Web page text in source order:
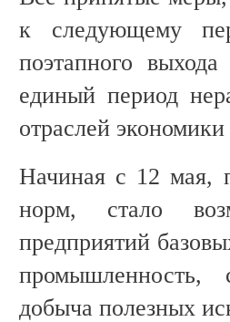
к следующему
поэтапного
единый период
отраслей
Начиная с 12 мая,
норм, стало
предприятий
промышленность,
добыча полезных